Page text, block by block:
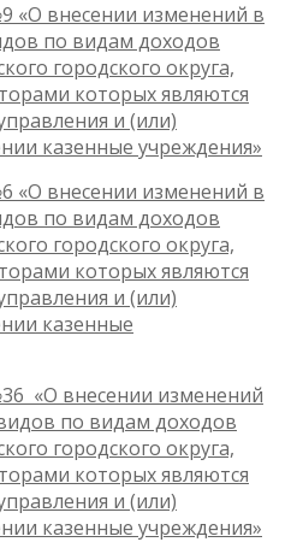
«О внесении изменений в
по видам доходов
городского округа,
которых являются
и (или)
казенные учреждения»
«О внесении изменений в
по видам доходов
городского округа,
которых являются
и (или)
казенные
«О внесении изменений
по видам доходов
городского округа,
которых являются
и (или)
казенные учреждения»